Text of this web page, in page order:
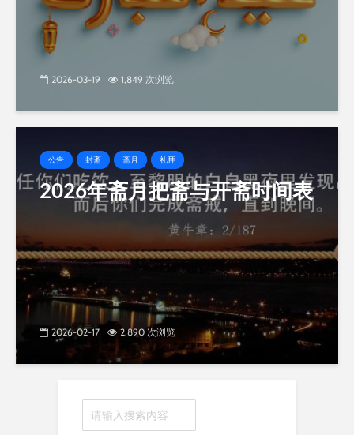
2026-03-19 1,849 次浏览
公告 封斋 斋月 礼拜
2026年斋月把斋与开斋时间表
2026-02-17 2,890 次浏览